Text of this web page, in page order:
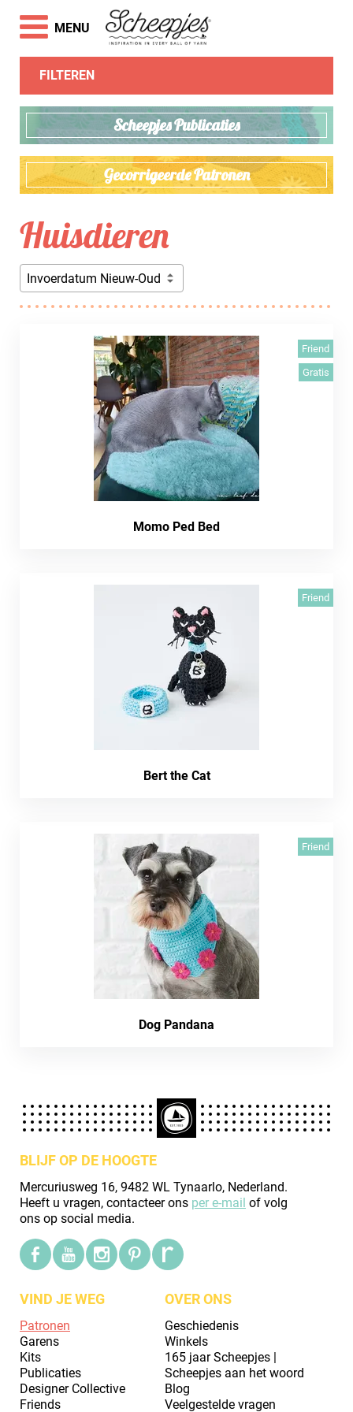
FILTEREN
Scheepjes Publicaties
Gecorrigeerde Patronen
Huisdieren
Invoerdatum Nieuw-Oud
Friend
Gratis
Momo Ped Bed
Friend
Bert the Cat
Friend
Dog Pandana
BLIJF OP DE HOOGTE
Mercuriusweg 16, 9482 WL Tynaarlo, Nederland.
Heeft u vragen, contacteer ons per e-mail of volg
ons op social media.
VIND JE WEG
Patronen
Garens
Kits
Publicaties
Designer Collective
Friends
OVER ONS
Geschiedenis
Winkels
165 jaar Scheepjes |
Scheepjes aan het woord
Blog
Veelgestelde vragen
MENU